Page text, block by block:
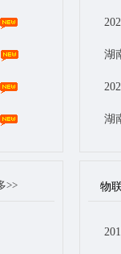
湖
湖
>> 物